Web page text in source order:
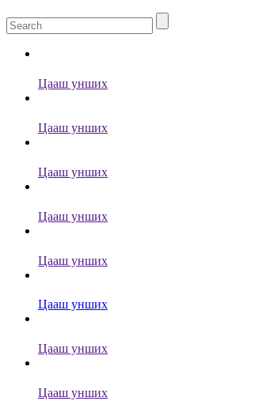
Цааш унших
Цааш унших
Цааш унших
Цааш унших
Цааш унших
Цааш унших
Цааш унших
Цааш унших